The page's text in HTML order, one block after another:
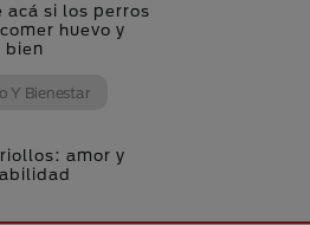
acá si los perros
huevo y
bien
Y Bienestar
amor y